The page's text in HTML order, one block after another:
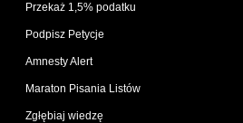
Przekaż 1,5% podatku
Podpisz Petycje
Amnesty Alert
Maraton Pisania Listów
Zgłębiaj wiedzę